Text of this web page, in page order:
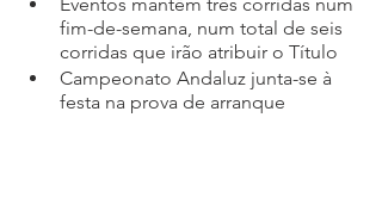
fim-de-semana, num total de seis
corridas que irão atribuir o Título
Campeonato Andaluz junta-se à
festa na prova de arranque